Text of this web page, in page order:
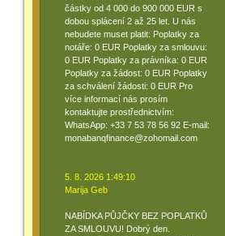
částky od 4 000 do 900 000 EUR s
dobou splácení 2 až 25 let. U nás
nebudete muset platit: Poplatky za
notáře: 0 EUR Poplatky za smlouvu:
0 EUR Poplatky za právníka: 0 EUR
Poplatky za žádost: 0 EUR Poplatky
za schválení žádosti: 0 EUR Pro
více informací nás prosím
kontaktujte prostřednictvím:
WhatsApp: +33 7 53 78 56 92 E-mail:
monabanqfinance@zohomail.com
5. 8. 2026 1:49:10
Marija Geb
NABÍDKA PŮJČKY BEZ POPLATKŮ
ZA SMLOUVU! Dobrý den.